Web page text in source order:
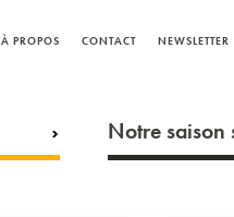
À PROPOS CONTACT NEWSLETTER
Notre saison